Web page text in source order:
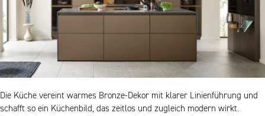
Die Küche vereint warmes Bronze-Dekor mit klarer Linienführung und
schafft so ein Küchenbild, das zeitlos und zugleich modern wirkt.